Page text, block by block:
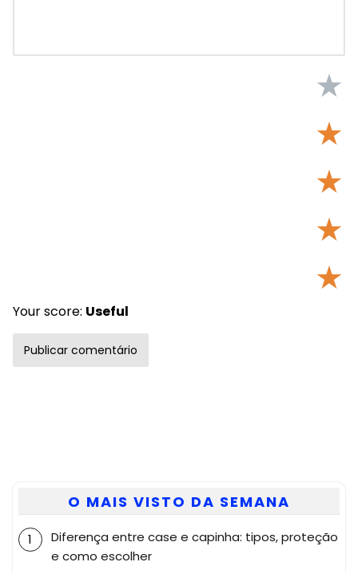
★
★
★
★
★
Your score: Useful
O MAIS VISTO DA SEMANA
Diferença entre case e capinha: tipos, proteção
e como escolher